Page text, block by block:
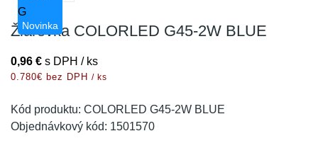
Novinka
Žiarovka COLORLED G45-2W BLUE
0,96 € s DPH / ks
0.780€ bez DPH / ks
Kód produktu: COLORLED G45-2W BLUE
Objednávkový kód: 1501570